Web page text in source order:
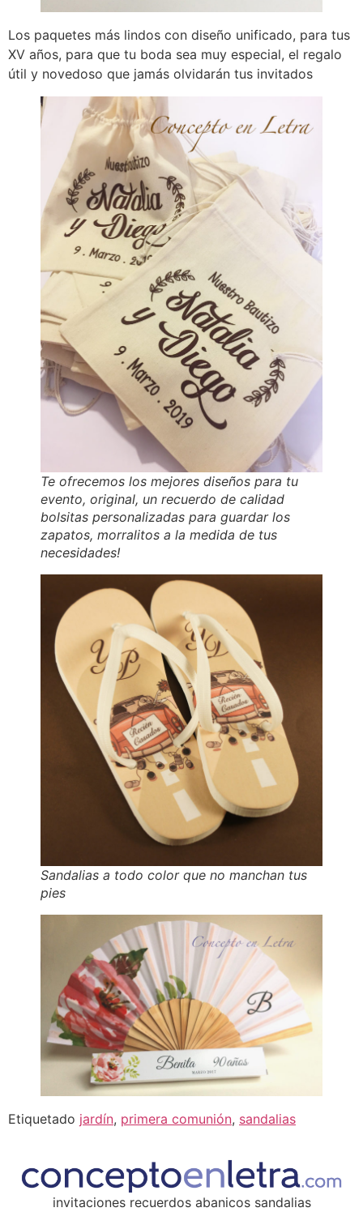
Los paquetes más lindos con diseño unificado, para tus
XV años, para que tu boda sea muy especial, el regalo
útil y novedoso que jamás olvidarán tus invitados
Te ofrecemos los mejores diseños para tu
evento, original, un recuerdo de calidad
bolsitas personalizadas para guardar los
zapatos, morralitos a la medida de tus
necesidades!
Sandalias a todo color que no manchan tus
pies
Etiquetado jardín, primera comunión, sandalias
invitaciones recuerdos abanicos sandalias